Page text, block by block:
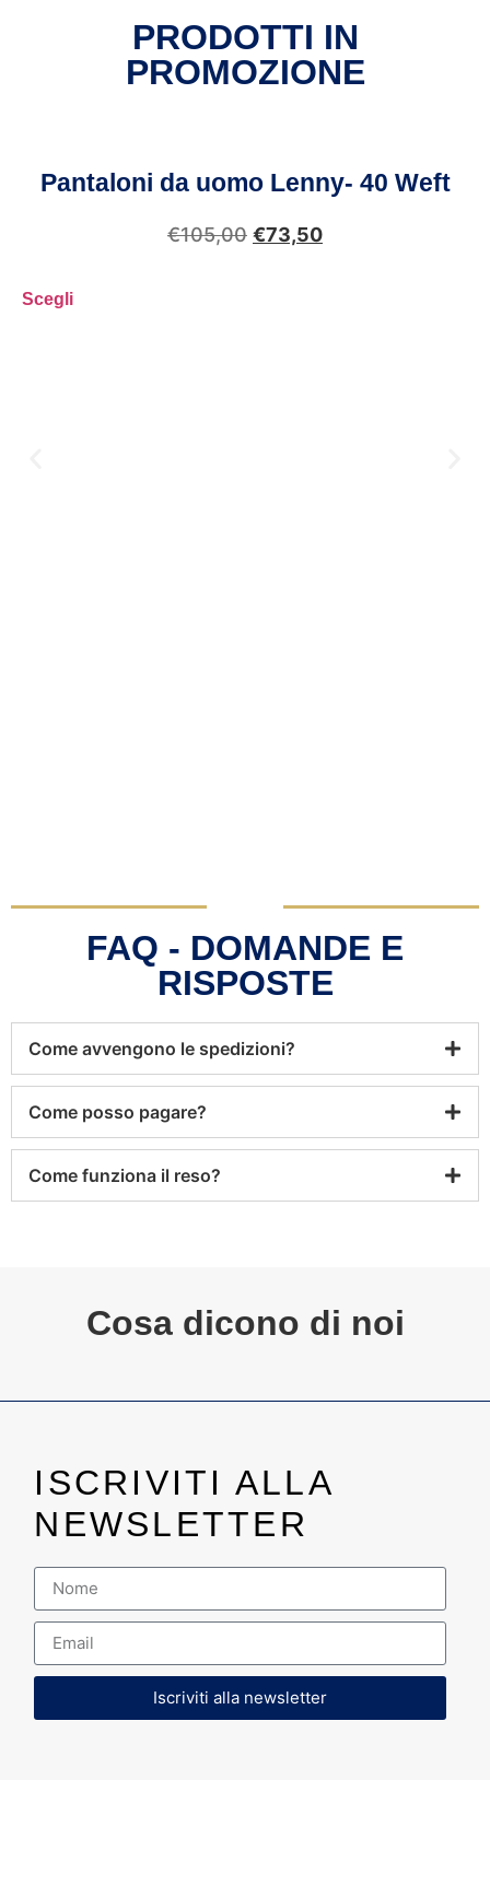
PRODOTTI IN
PROMOZIONE
Pantaloni da uomo Lenny- 40 Weft
€105,00 €73,50
Scegli
FAQ - DOMANDE E
RISPOSTE
Come avvengono le spedizioni?
Come posso pagare?
Come funziona il reso?
Cosa dicono di noi
ISCRIVITI ALLA
NEWSLETTER
Iscriviti alla newsletter